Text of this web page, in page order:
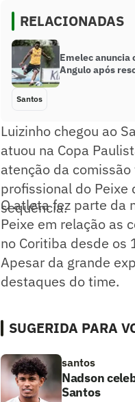
RELACIONADAS
Emelec anuncia
Angulo após
Santos
Luizinho chegou ao
atuou na Copa
atenção da
profissional do Peixe
sequência.
O atleta fez parte da
Peixe em relação as
no Coritiba desde os
Apesar da grande
destaques do time.
SUGERIDA PARA
santos
Nadson
Santos